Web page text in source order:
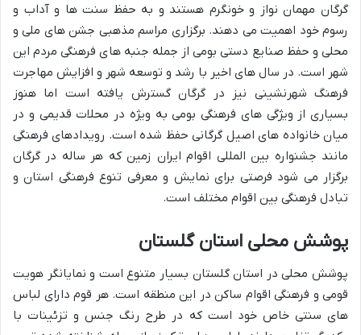
گرگان مهمان نواز و خونگرم هستند و به حفظ سنت ها و آداب و
رسوم خود اهمیت می دهند. برگزاری مراسم مذهبی جشن های ملی و
محلی و حفظ صنایع دستی بومی از جمله جنبه های فرهنگی مردم این
شهر است. در سال های اخیر با رشد و توسعه شهر و افزایش مهاجرت
فرهنگ شهرنشینی نیز در گرگان گسترش یافته است اما هنوز
بسیاری از ویژگی های فرهنگی بومی به ویژه در محلات قدیمی و در
میان خانواده های اصیل گرگانی حفظ شده است. رویدادهای فرهنگی
مانند جشنواره بین المللی اقوام ایران زمین که هر ساله در گرگان
برگزار می شود فرصتی برای نمایش و معرفی تنوع فرهنگی استان و
تبادل فرهنگی بین اقوام مختلف است.
پوشش محلی استان گلستان
پوشش محلی در استان گلستان بسیار متنوع است و نمایانگر هویت
قومی و فرهنگی اقوام ساکن در این منطقه است. هر قوم دارای لباس
های سنتی خاص خود است که در طرح رنگ جنس و تزئینات با